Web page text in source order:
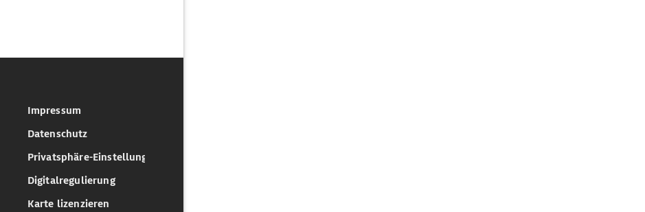
Impressum
Datenschutz
Privatsphäre-Einstellungen
Digitalregulierung
Karte lizenzieren